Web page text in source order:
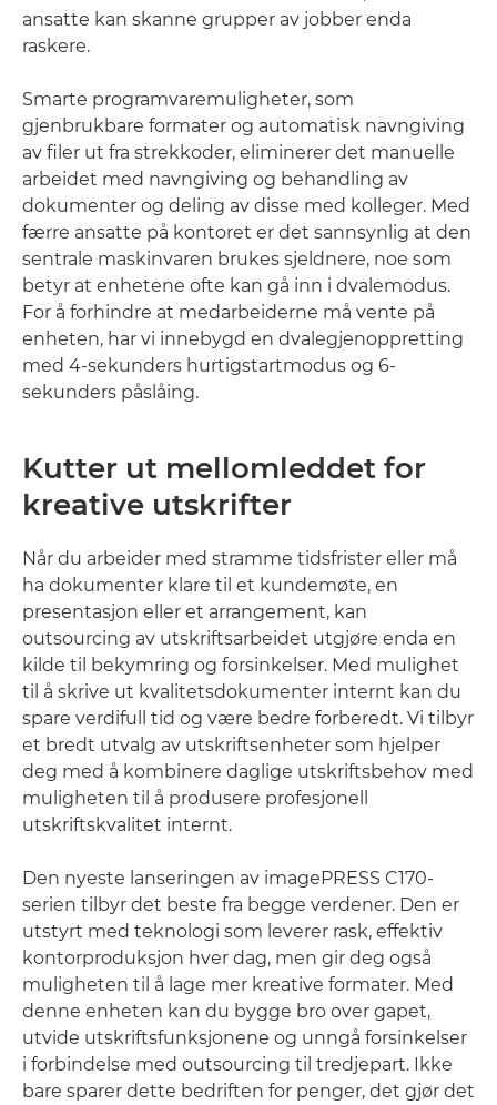
ansatte kan skanne grupper av jobber enda
raskere.
Smarte programvaremuligheter, som
gjenbrukbare formater og automatisk navngiving
av filer ut fra strekkoder, eliminerer det manuelle
arbeidet med navngiving og behandling av
dokumenter og deling av disse med kolleger. Med
færre ansatte på kontoret er det sannsynlig at den
sentrale maskinvaren brukes sjeldnere, noe som
betyr at enhetene ofte kan gå inn i dvalemodus.
For å forhindre at medarbeiderne må vente på
enheten, har vi innebygd en dvalegjenoppretting
med 4-sekunders hurtigstartmodus og 6-
sekunders påslåing.
Kutter ut mellomleddet for
kreative utskrifter
Når du arbeider med stramme tidsfrister eller må
ha dokumenter klare til et kundemøte, en
presentasjon eller et arrangement, kan
outsourcing av utskriftsarbeidet utgjøre enda en
kilde til bekymring og forsinkelser. Med mulighet
til å skrive ut kvalitetsdokumenter internt kan du
spare verdifull tid og være bedre forberedt. Vi tilbyr
et bredt utvalg av utskriftsenheter som hjelper
deg med å kombinere daglige utskriftsbehov med
muligheten til å produsere profesjonell
utskriftskvalitet internt.
Den nyeste lanseringen av imagePRESS C170-
serien tilbyr det beste fra begge verdener. Den er
utstyrt med teknologi som leverer rask, effektiv
kontorproduksjon hver dag, men gir deg også
muligheten til å lage mer kreative formater. Med
denne enheten kan du bygge bro over gapet,
utvide utskriftsfunksjonene og unngå forsinkelser
i forbindelse med outsourcing til tredjepart. Ikke
bare sparer dette bedriften for penger, det gjør det